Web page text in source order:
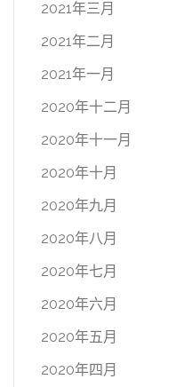
2021年三月
2021年二月
2021年一月
2020年十二月
2020年十一月
2020年十月
2020年九月
2020年八月
2020年七月
2020年六月
2020年五月
2020年四月